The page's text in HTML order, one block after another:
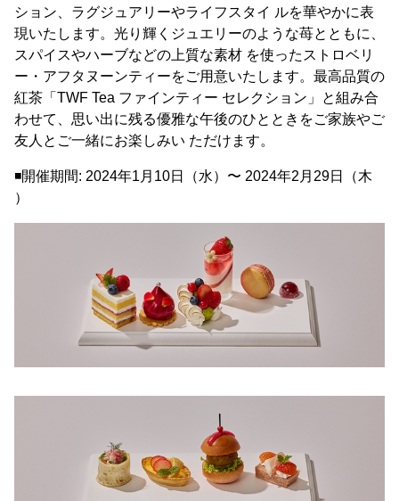
ション、ラグジュアリーやライフスタイ ルを華やかに表
現いたします。光り輝くジュエリーのような苺とともに、
スパイスやハーブなどの上質な素材 を使ったストロベリ
ー・アフタヌーンティーをご用意いたします。最高品質の
紅茶「TWF Tea ファインティー セレクション」と組み合
わせて、思い出に残る優雅な午後のひとときをご家族やご
友人とご一緒にお楽しみい ただけます。
◾開催期間: 2024年1月10日（水）〜 2024年2月29日（木
）